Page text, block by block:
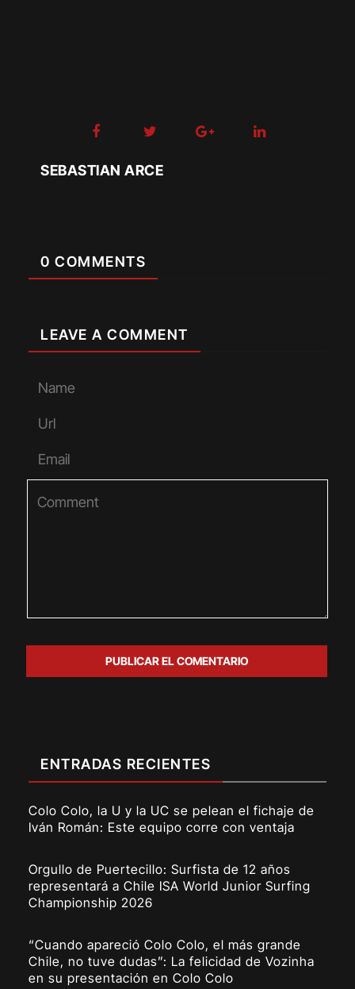
SEBASTIAN ARCE
0 COMMENTS
LEAVE A COMMENT
ENTRADAS RECIENTES
Colo Colo, la U y la UC se pelean el fichaje de
Iván Román: Este equipo corre con ventaja
Orgullo de Puertecillo: Surfista de 12 años
representará a Chile ISA World Junior Surfing
Championship 2026
“Cuando apareció Colo Colo, el más grande
Chile, no tuve dudas”: La felicidad de Vozinha
en su presentación en Colo Colo